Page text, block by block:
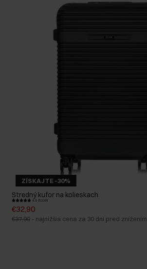
ZÍSKAJTE -30%
Stredný kufor na kolieskach
4.9 (5339)
€32,90
€37,90 - najnižšia cena za 30 dní pred znížením